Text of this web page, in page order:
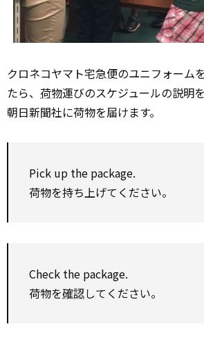
クロネコヤマト宅急便のユニフォーム
たら、 荷物運びのスケジュールの説明
朝日新聞社に荷物を届けます。
Pick up the package.
荷物を持ち上げてください。
Check the package.
荷物を確認してください。